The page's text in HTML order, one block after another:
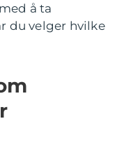
å ta
du velger hvilke